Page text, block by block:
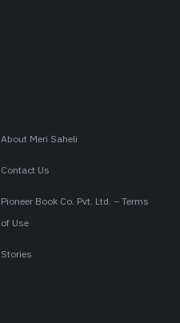
About Meri Saheli
Contact Us
Pioneer Book Co. Pvt. Ltd. – Terms
of Use
Stories